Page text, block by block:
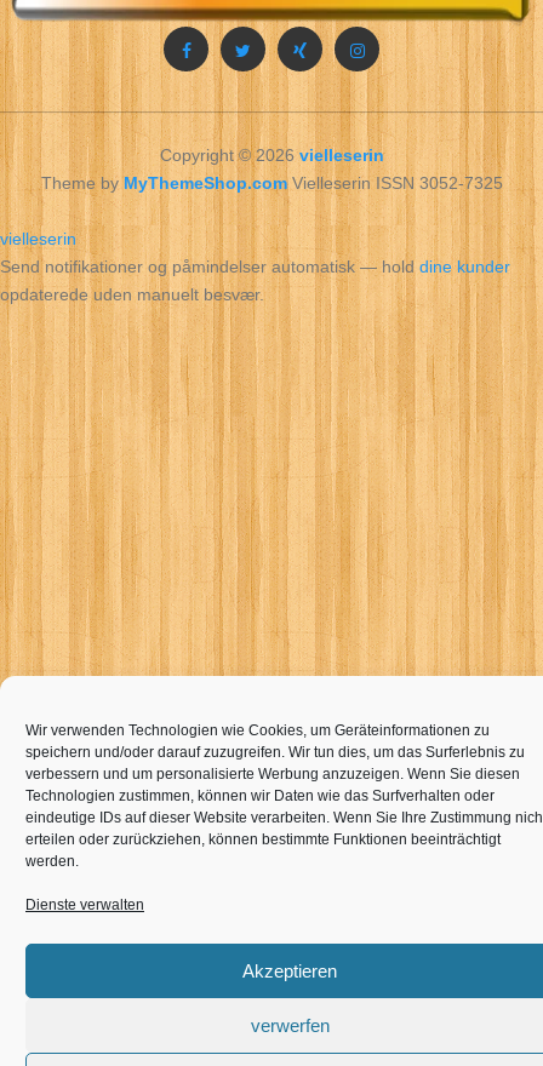
Copyright © 2026vielleserin
Theme by MyThemeShop.comVielleserin ISSN 3052-7325
vielleserin
Wir verwenden Technologien wie Cookies, um Geräteinformationen zu
speichern und/oder darauf zuzugreifen. Wir tun dies, um das Surferlebnis zu
verbessern und um personalisierte Werbung anzuzeigen. Wenn Sie diesen
Technologien zustimmen, können wir Daten wie das Surfverhalten oder
eindeutige IDs auf dieser Website verarbeiten. Wenn Sie Ihre Zustimmung
erteilen oder zurückziehen, können bestimmte Funktionen beeinträchtigt
werden.
Dienste verwalten
Akzeptieren
verwerfen
Send notifikationer og påmindelser automatisk — hold dine kunder
opdaterede uden manuelt besvær.